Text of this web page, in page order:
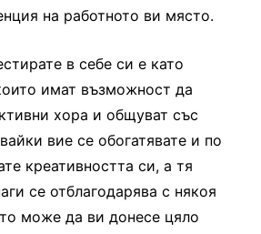
на работното ви място.
в себе си е като
имат възможност да
хора и общуват със
вие се обогатявате и по
креативността си, а тя
се отблагодарява с някоя
може да ви донесе цяло